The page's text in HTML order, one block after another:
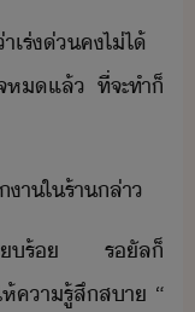
เร่่​ค​ไ่ไ้​
จ​ห​แล้​ ​ที่จะ​ทำ​็​
า​ใ​ร้า​ล่า
รีร้​ ​รัล​็​
คารู้​สึ​สา​ ​“​